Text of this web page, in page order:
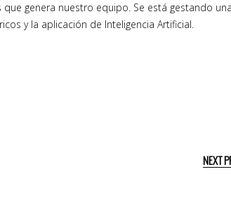
genera nuestro equipo. Se está gestando una
y la aplicación de Inteligencia Artificial.
NEXT